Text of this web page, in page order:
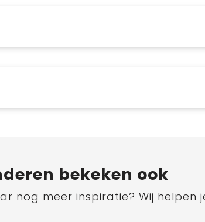
bekeken ook
nog meer inspiratie? Wij helpen